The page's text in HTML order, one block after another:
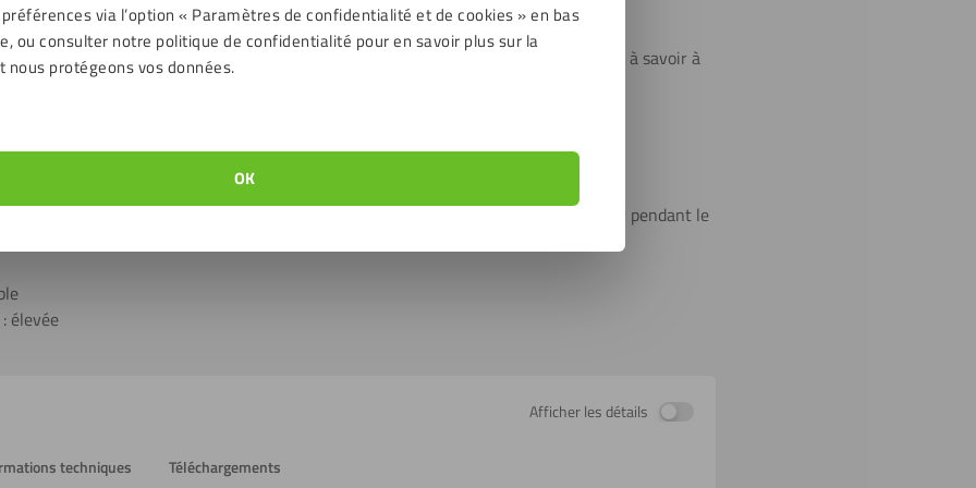
via l’option « Paramètres de confidentialité et de cookies » en bas
ou consulter notre politique de confidentialité pour en savoir plus sur la
nous protégeons vos données.
OK
un petit nombre de caractéristiques importantes. Les aspects suivants sont bons à savoir à
:
coulé (GS)
de 10%
peuvent être utilisés comme côté visible et ont un film protecteur pour les protéger pendant le
élevée
Afficher les détails
techniques Téléchargements